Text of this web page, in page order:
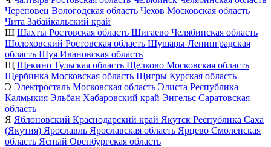
Череповец Вологодская область Чехов Московская область
Чита Забайкальский край
Ш Шахты Ростовская область Шигаево Челябинская область
Шолоховский Ростовская область Шушары Ленинградская
область Шуя Ивановская область
Щ Щекино Тульская область Щелково Московская область
Щербинка Московская область Щигры Курская область
Э Электросталь Московская область Элиста Республика
Калмыкия Эльбан Хабаровский край Энгельс Саратовская
область
Я Яблоновский Краснодарский край Якутск Республика Саха
(Якутия) Ярославль Ярославская область Ярцево Смоленская
область Ясный Оренбургская область